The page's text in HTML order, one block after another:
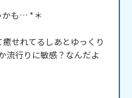
かも… *＊
せれてるしあとゆっくり
流行りに敏感？なんだよ